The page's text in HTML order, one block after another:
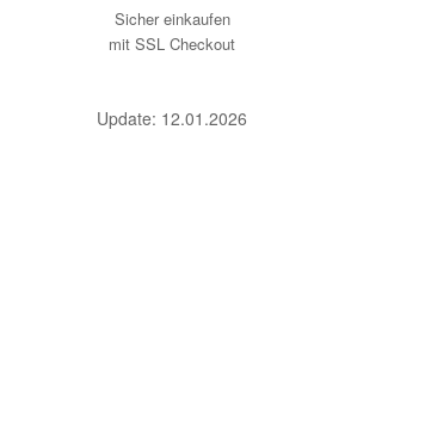
Sicher einkaufen
mit SSL Checkout
Update: 12.01.2026